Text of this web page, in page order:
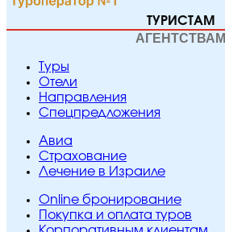
ТУРИСТАМ
АГЕНТСТВАМ
Туры
Отели
Направления
Спецпредложения
Авиа
Страхование
Лечение в Израиле
Online бронирование
Покупка и оплата туров